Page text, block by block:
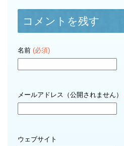
コメントを残す
名前 (必須)
メールアドレス（公開されません）
ウェブサイト